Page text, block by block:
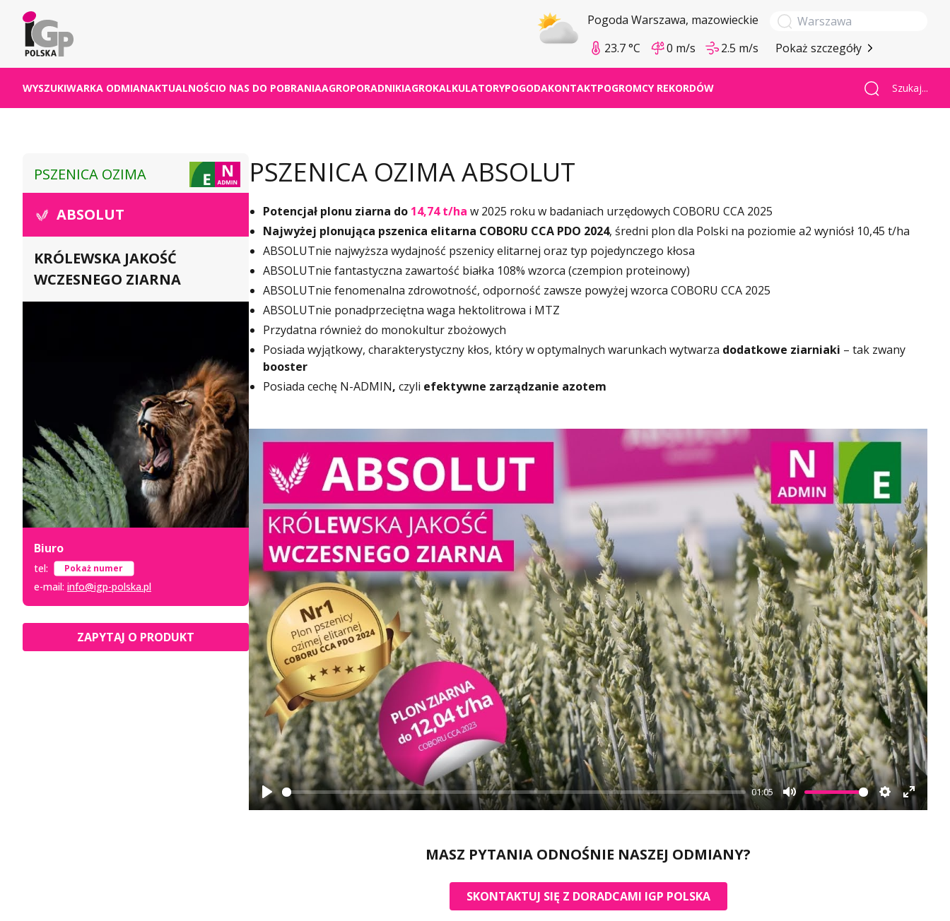
Pogoda Warszawa, mazowieckie
23.7 °C
0 m/s 2.5 m/s Pokaż szczegóły
WYSZUKIWARKA ODMIANAKTUALNOŚCIO NAS DO POBRANIAAGROPORADNIKIAGROKALKULATORYPOGODAKONTAKTPOGROMCY REKORDÓW Szukaj...
PSZENICA OZIMA ABSOLUT
Potencjał plonu ziarna do 14,74 t/ha w 2025 roku w badaniach urzędowych COBORU CCA 2025
Najwyżej plonująca pszenica elitarna COBORU CCA PDO 2024, średni plon dla Polski na poziomie a2 wyniósł 10,45 t/ha
ABSOLUTnie najwyższa wydajność pszenicy elitarnej oraz typ pojedynczego kłosa
ABSOLUTnie fantastyczna zawartość białka 108% wzorca (czempion proteinowy)
ABSOLUTnie fenomenalna zdrowotność, odporność zawsze powyżej wzorca COBORU CCA 2025
ABSOLUTnie ponadprzeciętna waga hektolitrowa i MTZ
Przydatna również do monokultur zbożowych
Posiada wyjątkowy, charakterystyczny kłos, który w optymalnych warunkach wytwarza dodatkowe ziarniaki – tak zwany
booster
Posiada cechę N-ADMIN, czyli efektywne zarządzanie azotem
Play
01:05
Mute Settings
Enter
Play
MASZ PYTANIA ODNOŚNIE NASZEJ ODMIANY?
SKONTAKTUJ SIĘ Z DORADCAMI IGP POLSKA
PSZENICA OZIMA
ABSOLUT
KRÓLEWSKA JAKOŚĆ
WCZESNEGO ZIARNA
Biuro
tel: +48 52 333 8 007
e-mail: info@igp-polska.pl
ZAPYTAJ O PRODUKT